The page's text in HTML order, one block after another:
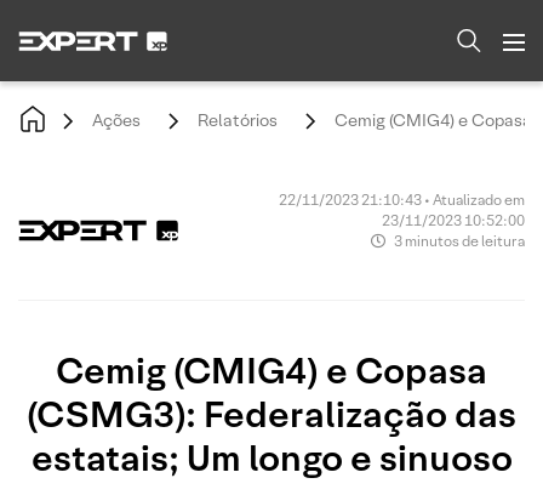
Ações Relatórios Cemig (CMIG4) e Copasa
22/11/2023 21:10:43 • Atualizado em
23/11/2023 10:52:00
3 minutos de leitura
Cemig (CMIG4) e Copasa
(CSMG3): Federalização das
estatais; Um longo e sinuoso